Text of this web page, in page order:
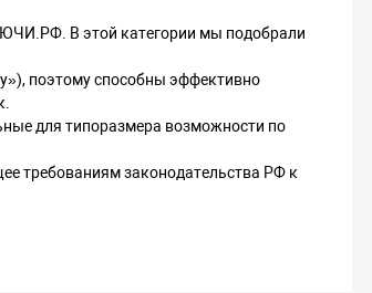
В этой категории мы подобрали
поэтому способны эффективно
для типоразмера возможности по
требованиям законодательства РФ к